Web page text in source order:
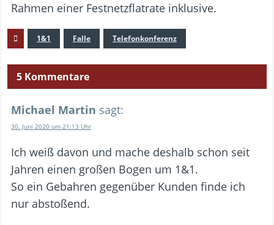
Rahmen einer Festnetzflatrate inklusive.
1&1 Falle Telefonkonferenz
5 Kommentare
Michael Martin sagt:
30. Juni 2020 um 21:13 Uhr
Ich weiß davon und mache deshalb schon seit
Jahren einen großen Bogen um 1&1.
So ein Gebahren gegenüber Kunden finde ich
nur abstoßend.